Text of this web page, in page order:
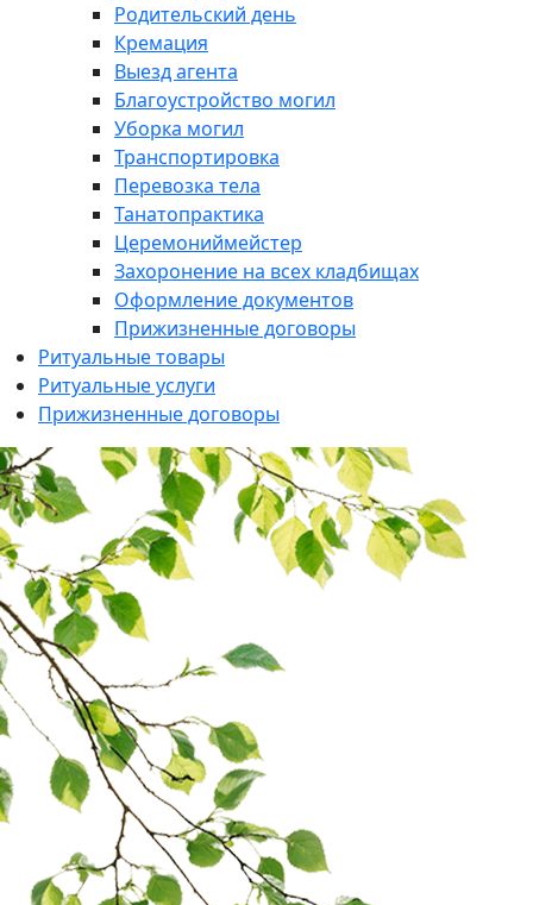
Родительский день
Кремация
Выезд агента
Благоустройство могил
Уборка могил
Транспортировка
Перевозка тела
Танатопрактика
Церемониймейстер
Захоронение на всех кладбищах
Оформление документов
Прижизненные договоры
Ритуальные товары
Ритуальные услуги
Прижизненные договоры